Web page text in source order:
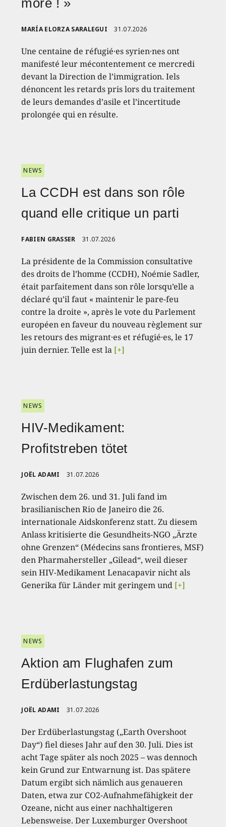
more ! »
MARÍA ELORZA SARALEGUI 31.07.2026
Une centaine de réfugié·es syrien·nes ont
manifesté leur mécontentement ce mercredi
devant la Direction de l’immigration. Iels
dénoncent les retards pris lors du traitement
de leurs demandes d’asile et l’incertitude
prolongée qui en résulte.
NEWS
La CCDH est dans son rôle
quand elle critique un parti
FABIEN GRASSER 31.07.2026
La présidente de la Commission consultative
des droits de l’homme (CCDH), Noémie Sadler,
était parfaitement dans son rôle lorsqu’elle a
déclaré qu’il faut « maintenir le pare-feu
contre la droite », après le vote du Parlement
européen en faveur du nouveau règlement sur
les retours des migrant·es et réfugié·es, le 17
juin dernier. Telle est la [+]
NEWS
HIV-Medikament:
Profitstreben tötet
JOËL ADAMI 31.07.2026
Zwischen dem 26. und 31. Juli fand im
brasilianischen Rio de Janeiro die 26.
internationale Aidskonferenz statt. Zu diesem
Anlass kritisierte die Gesundheits-NGO „Ärzte
ohne Grenzen“ (Médecins sans frontieres, MSF)
den Pharmahersteller „Gilead“, weil dieser
sein HIV-Medikament Lenacapavir nicht als
Generika für Länder mit geringem und [+]
NEWS
Aktion am Flughafen zum
Erdüberlastungstag
JOËL ADAMI 31.07.2026
Der Erdüberlastungstag („Earth Overshoot
Day“) fiel dieses Jahr auf den 30. Juli. Dies ist
acht Tage später als noch 2025 – was dennoch
kein Grund zur Entwarnung ist. Das spätere
Datum ergibt sich nämlich aus genaueren
Daten, etwa zur CO2-Aufnahmefähigkeit der
Ozeane, nicht aus einer nachhaltigeren
Lebensweise. Der Luxemburger Overshoot